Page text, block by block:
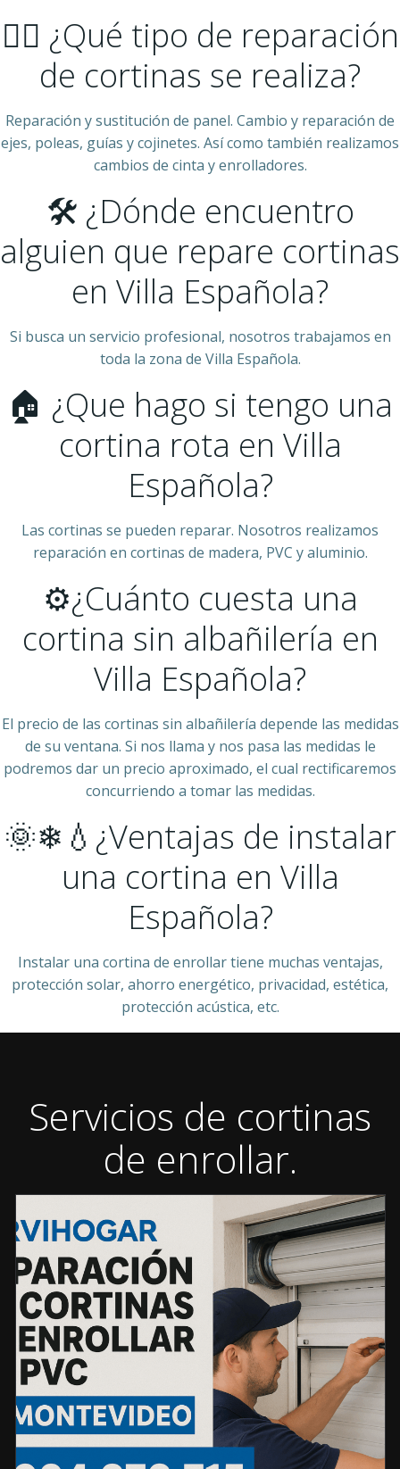
👷‍♂️ ¿Qué tipo de reparación
de cortinas se realiza?
Reparación y sustitución de panel. Cambio y reparación de
ejes, poleas, guías y cojinetes. Así como también realizamos
cambios de cinta y enrolladores.
🛠 ¿Dónde encuentro
alguien que repare cortinas
en Villa Española?
Si busca un servicio profesional, nosotros trabajamos en
toda la zona de Villa Española.
🏠 ¿Que hago si tengo una
cortina rota en Villa
Española?
Las cortinas se pueden reparar. Nosotros realizamos
reparación en cortinas de madera, PVC y aluminio.
⚙¿Cuánto cuesta una
cortina sin albañilería en
Villa Española?
El precio de las cortinas sin albañilería depende las medidas
de su ventana. Si nos llama y nos pasa las medidas le
podremos dar un precio aproximado, el cual rectificaremos
concurriendo a tomar las medidas.
🌞❄💧¿Ventajas de instalar
una cortina en Villa
Española?
Instalar una cortina de enrollar tiene muchas ventajas,
protección solar, ahorro energético, privacidad, estética,
protección acústica, etc.
Servicios de cortinas
de enrollar.